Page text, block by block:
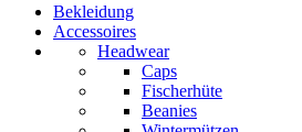
Bekleidung
Accessoires
Headwear
Caps
Fischerhüte
Beanies